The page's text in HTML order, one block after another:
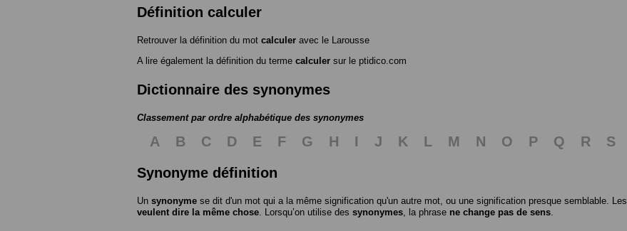
Définition calculer
Retrouver la définition du mot calculer avec le Larousse
A lire également la définition du terme calculer sur le ptidico.com
Dictionnaire des synonymes
Classement par ordre alphabétique des synonymes
A B C D E F G H I J K L M N O P Q R S
Synonyme définition
Un synonyme se dit d'un mot qui a la même signification qu'un autre mot, ou une signification presque semblable. Les
veulent dire la même chose. Lorsqu’on utilise des synonymes, la phrase ne change pas de sens.